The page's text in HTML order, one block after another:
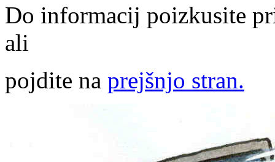
Do informacij poizkusite
ali
pojdite na prejšnjo stran.